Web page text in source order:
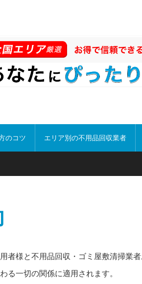
のコツ エリア別の不用品回収業者
者様と不用品回収・ゴミ屋敷清掃業
る一切の関係に適用されます。